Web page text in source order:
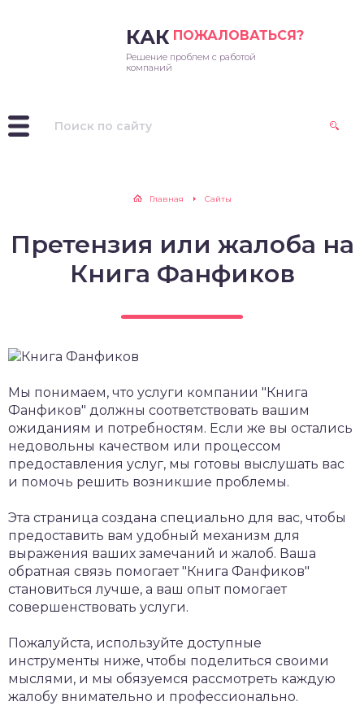
КАК ПОЖАЛОВАТЬСЯ?
Решение проблем с работой
компаний
Главная Сайты
Претензия или жалоба на
Книга Фанфиков
Мы понимаем, что услуги компании "Книга
Фанфиков" должны соответствовать вашим
ожиданиям и потребностям. Если же вы остались
недовольны качеством или процессом
предоставления услуг, мы готовы выслушать вас
и помочь решить возникшие проблемы.
Эта страница создана специально для вас, чтобы
предоставить вам удобный механизм для
выражения ваших замечаний и жалоб. Ваша
обратная связь помогает "Книга Фанфиков"
становиться лучше, а ваш опыт помогает
совершенствовать услуги.
Пожалуйста, используйте доступные
инструменты ниже, чтобы поделиться своими
мыслями, и мы обязуемся рассмотреть каждую
жалобу внимательно и профессионально.
сети